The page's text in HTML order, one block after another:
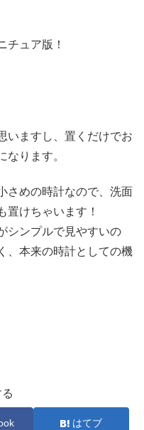
チュア版！
いますし、置くだけでお
なります。
さめの時計なので、洗面
置けちゃいます！
シンプルで見やすいの
、本来の時計としての機
はてブ